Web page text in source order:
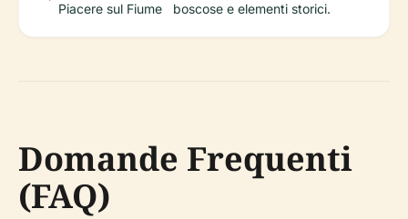
Piacere sul Fiume
boscose e elementi storici.
Domande Frequenti
(FAQ)